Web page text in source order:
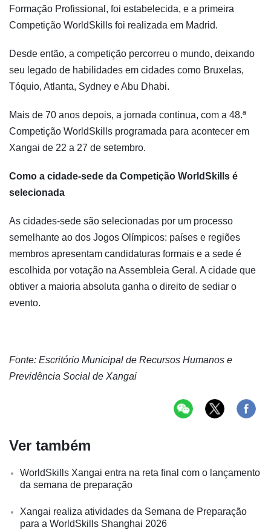
Formação Profissional, foi estabelecida, e a primeira
Competição WorldSkills foi realizada em Madrid.
Desde então, a competição percorreu o mundo, deixando
seu legado de habilidades em cidades como Bruxelas,
Tóquio, Atlanta, Sydney e Abu Dhabi.
Mais de 70 anos depois, a jornada continua, com a 48.ª
Competição WorldSkills programada para acontecer em
Xangai de 22 a 27 de setembro.
Como a cidade-sede da Competição WorldSkills é
selecionada
As cidades-sede são selecionadas por um processo
semelhante ao dos Jogos Olímpicos: países e regiões
membros apresentam candidaturas formais e a sede é
escolhida por votação na Assembleia Geral. A cidade que
obtiver a maioria absoluta ganha o direito de sediar o
evento.
Fonte: Escritório Municipal de Recursos Humanos e
Previdência Social de Xangai
Ver também
WorldSkills Xangai entra na reta final com o lançamento
da semana de preparação
Xangai realiza atividades da Semana de Preparação
para a WorldSkills Shanghai 2026